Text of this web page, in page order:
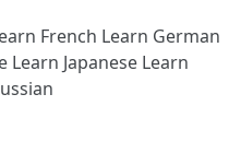
French Learn German
Learn Japanese Learn